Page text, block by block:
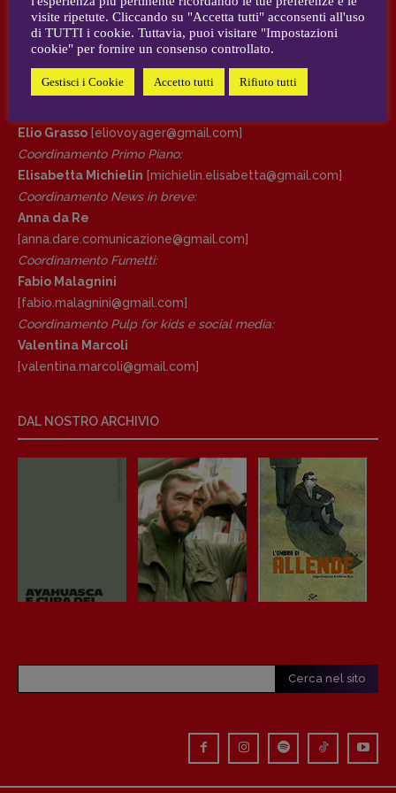
DIRETTRICE RESPONSABILE
Antonella Marrone
REDAZIONE
Walter Catalano,Giuseppe Costigliola,
Anna da Re,Roberto Derobertis,Elio
Grasso,Fabio Malagnini,
Marcoli,Elisabetta Michielin,Nicole
Spallina,Roberto Sturm,Tania Tonin
CONTATTI
Case editrici e coordinamento
recensioni:
Elio Grasso[eliovoyager@gmail.com]
Coordinamento Primo Piano :
Elisabetta Michielin
[michielin.elisabetta@gmail.com]
[anna.dare.comunicazione@gmail.
Coordinamento Fumetti:
[fabio.malagnini@gmail.com]
Coordinamento Pulp for kids e social
Valentina Marcoli
[valentina.marcoli@gmail.com]
ARCHIVIO E AUTORI
AUTORI e COLLABORATORI
CONTATTI
Elio Grasso [eliovoyager@gmail.com]
Coordinamento Primo Piano:
Elisabetta Michielin [michielin.elisabetta@gmail.com]
Coordinamento News in breve:
Anna da Re
[anna.dare.comunicazione@gmail. com]
Coordinamento Fumetti:
Fabio Malagnini
[fabio.malagnini@gmail. com]
Coordinamento Pulp for kids e social media:
Valentina Marcoli
[valentina.marcoli@gmail. com]
DAL NOSTRO ARCHIVIO
Cerca nel sito
visite ripetute. Cliccando su "Accetta tutti" acconsenti all'uso
di TUTTI i cookie. Tuttavia, puoi visitare "Impostazioni
cookie" per fornire un consenso controllato.
Gestisci i Cookie Accetto tutti Rifiuto tutti